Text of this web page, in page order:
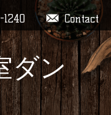
Contact
1240
ダン